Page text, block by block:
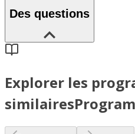
Des questions
Explorer les
similaires